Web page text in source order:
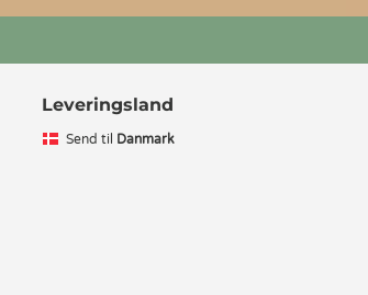
Leveringsland
Send til Danmark